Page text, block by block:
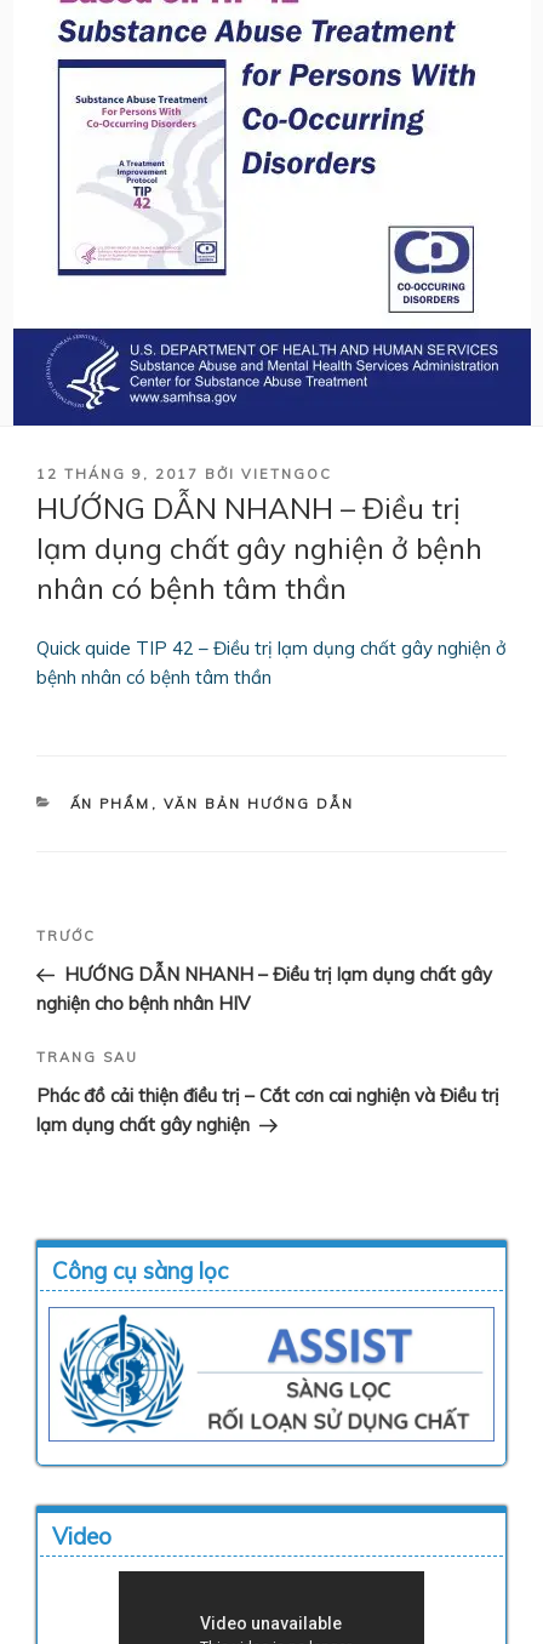
ĐĂNG
TRONG
12 THÁNG 9, 2017 BỞI VIETNGOC
HƯỚNG DẪN NHANH – Điều trị
lạm dụng chất gây nghiện ở bệnh
nhân có bệnh tâm thần
Quick quide TIP 42 – Điều trị lạm dụng chất gây nghiện ở
bệnh nhân có bệnh tâm thần
DANH
ẤN PHẨM , VĂN BẢN HƯỚNG DẪN
Điều
hướng
bài
Bài
cũ
hơn
TRƯỚC
HƯỚNG DẪN NHANH – Điều trị lạm dụng chất gây
nghiện cho bệnh nhân HIV
Bài
tiếp
theo
TRANG SAU
Phác đồ cải thiện điều trị – Cắt cơn cai nghiện và Điều trị
lạm dụng chất gây nghiện
Công cụ sàng lọc
Video